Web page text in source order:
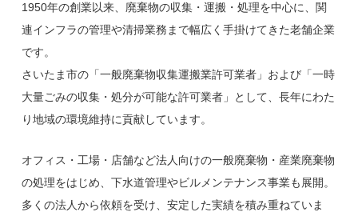
1950年の創業以来、廃棄物の収集・運搬・処理を中心に、関
連インフラの管理や清掃業務まで幅広く手掛けてきた老舗企業
です。
さいたま市の「一般廃棄物収集運搬業許可業者」および「一時
大量ごみの収集・処分が可能な許可業者」として、長年にわた
り地域の環境維持に貢献しています。
オフィス・工場・店舗など法人向けの一般廃棄物・産業廃棄物
の処理をはじめ、下水道管理やビルメンテナンス事業も展開。
多くの法人から依頼を受け、安定した実績を積み重ねていま